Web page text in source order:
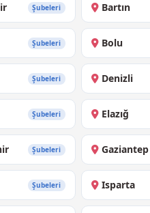
Şubeleri Bartın
Şubeleri Bolu
Şubeleri Denizli
Şubeleri Elazığ
Şubeleri Gaziantep
Şubeleri Isparta